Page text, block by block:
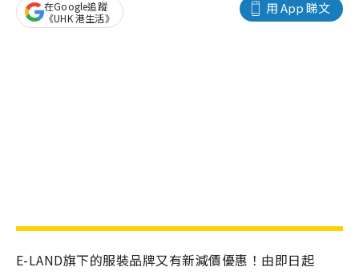
用 App 睇文
在Google追蹤
《UHK 港生活》
E-LAND旗下的服裝品牌又有新減價優惠！由即日起